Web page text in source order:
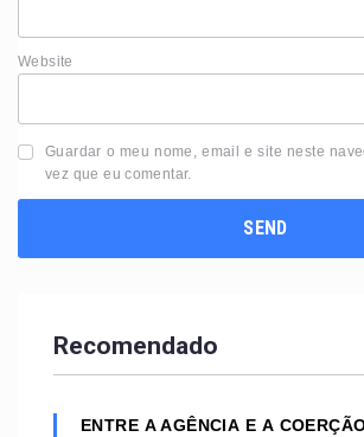
Website
Guardar o meu nome, email e site neste
vez que eu comentar.
Recomendado
ENTRE A AGÊNCIA E A